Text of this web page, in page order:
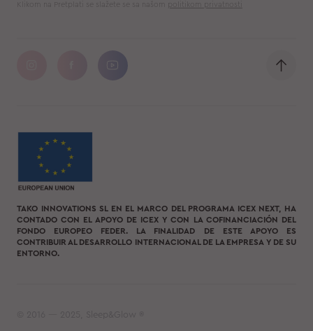
Klikom na Pretplati se slažete se sa našom politikom privatnosti
TAKO INNOVATIONS SL EN EL MARCO DEL PROGRAMA ICEX NEXT, HA
CONTADO CON EL APOYO DE ICEX Y CON LA COFINANCIACIÓN DEL
FONDO EUROPEO FEDER. LA FINALIDAD DE ESTE APOYO ES
CONTRIBUIR AL DESARROLLO INTERNACIONAL DE LA EMPRESA Y DE SU
ENTORNO.